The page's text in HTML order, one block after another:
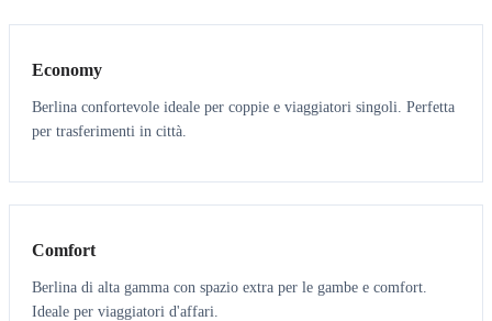
Economy
Berlina confortevole ideale per coppie e viaggiatori singoli. Perfetta
per trasferimenti in città.
3 3
Comfort
Berlina di alta gamma con spazio extra per le gambe e comfort.
Ideale per viaggiatori d'affari.